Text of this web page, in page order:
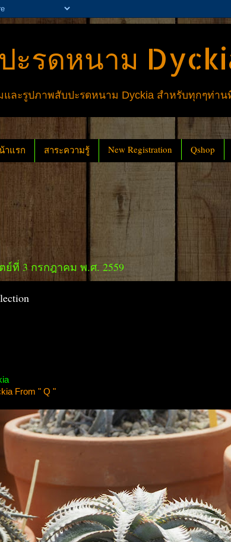
ะรดหนาม
ละรูปภาพสับปะรดหนาม Dyckia สำหรับทุกๆท่าน
าแรก สาระความรู้ New Registration Qshop
ย์ที่ 3 กรกฎาคม พ.ศ. 2559
From " Q "